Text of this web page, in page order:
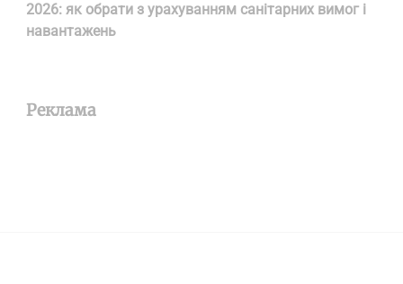
2026: як обрати з урахуванням санітарних вимог і
навантажень
Реклама